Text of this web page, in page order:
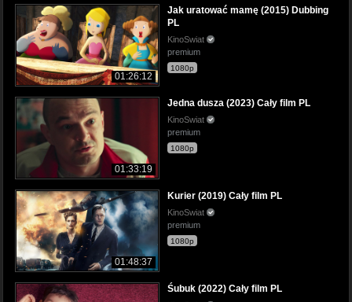
01:26:12
Jak uratować mamę (2015) Dubbing
PL
KinoSwiat
premium
1080p
01:33:19
Jedna dusza (2023) Cały film PL
KinoSwiat
premium
1080p
01:48:37
Kurier (2019) Cały film PL
KinoSwiat
premium
1080p
Śubuk (2022) Cały film PL